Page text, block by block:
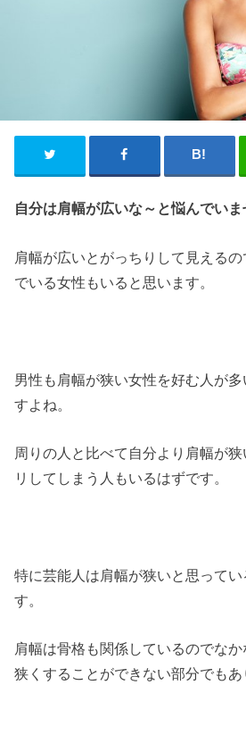
自分は肩幅が広いな～と悩んでいま
肩幅が広いとがっちりして見える
でいる女性もいると思います。
男性も肩幅が狭い女性を好む人が多
すよね。
周りの人と比べて自分より肩幅が
リしてしまう人もいるはずです。
特に芸能人は肩幅が狭いと思ってい
す。
肩幅は骨格も関係しているのでな
狭くすることができない部分でもあ